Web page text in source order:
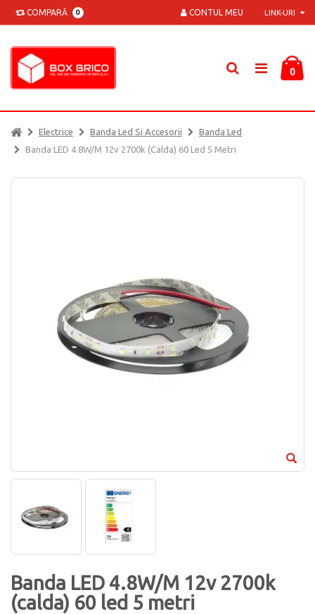
COMPARĂ 0 LINK-URI
CONTUL MEU
0
Electrice Banda Led Si Accesorii
Banda Led
Banda LED 4.8W/M 12v 2700k (calda) 60 Led 5 Metri
Banda LED 4.8W/M 12v 2700k
(calda) 60 led 5 metri